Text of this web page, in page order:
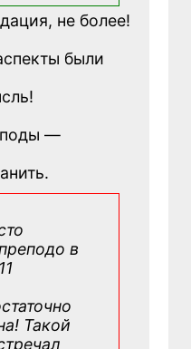
не более!
были
—
в
Такой